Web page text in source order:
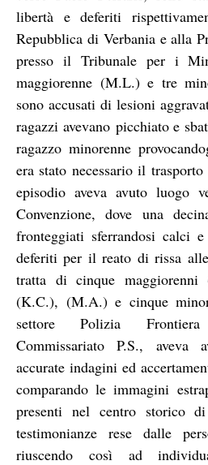
libertà e deferiti
Repubblica di Verbania e alla
presso il Tribunale per i
maggiorenne (M.L.) e tre
sono accusati di lesioni
ragazzi avevano picchiato e
ragazzo minorenne
era stato necessario il
episodio aveva avuto
Convenzione, dove una
fronteggiati sferrandosi calci
deferiti per il reato di rissa
tratta di cinque maggiorenni
(K.C.), (M.A.) e cinque
settore Polizia
Commissariato P.S.,
accurate indagini ed
comparando le immagini
presenti nel centro storico
testimonianze rese dalle
riuscendo così ad